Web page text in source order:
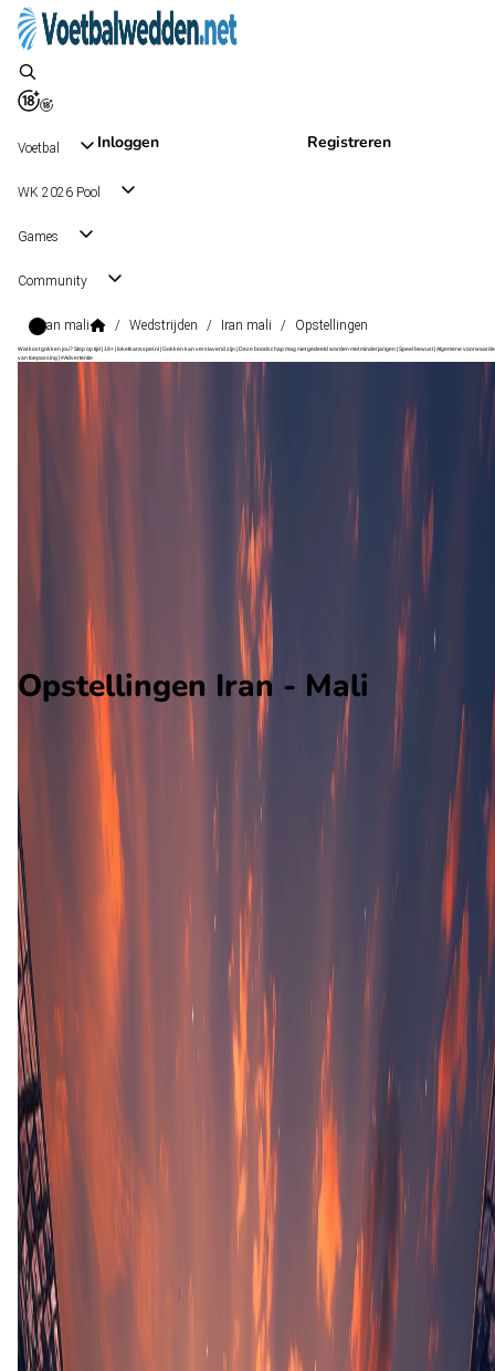
Inloggen Registreren
Voetbal
WK 2026 Pool
Games
Community
Iran mali / Wedstrijden / Iran mali / Opstellingen
Wat kost gokken jou? Stop op tijd | 18+ | loketkansspel.nl | Gokken kan verslavend zijn | Deze boodschap mag niet gedeeld worden met minderjarigen | Speel bewust | Algemene
van toepassing | #Advertentie
Voorbeschouwing
Opstellingen Iran - Mali